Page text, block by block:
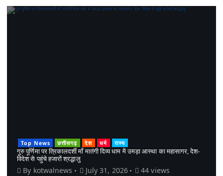
Top News छत्तीसगढ़ देश धर्म
राज्य
गुरु पूर्णिमा पर त्रिकालदर्शी माँ मातंगी दिव्य धाम में उमड़ा आस्था का महासागर, देश-
विदेश से पहुंचे हजारों श्रद्धालु
By kotwalnews July 31, 2026 44 views